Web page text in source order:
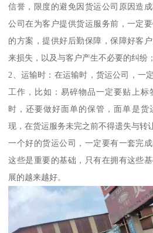
信誉，限度的避免因货运公司原因造
公司在为客户提供货运服务前，一定
的方案，提供好后勤保障，保障好客
来损失，以及与客户产生不必要的纠纷；
2、运输时：在运输时，货运公司，一
工作，比如：易碎物品一定要贴上标
时，还要做好面单的保管，面单是货
现，在货运服务未完之前不得遗失与转
一个好的货运公司，一定要有一套完
这些是重要的基础，只有在拥有这些
展的越来越好。